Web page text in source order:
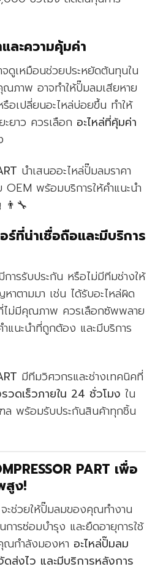
ละความคุ้มค่า
จดูเหมือนช่วยประหยัดต้นทุนใน
ณภาพ อาจทำให้ปั๊มลมเสียหาย
อเปลี่ยนอะไหล่บ่อยขึ้น ทำให้
ยาว ควรเลือก อะไหล่ที่คุ้มค่า
นำเสนออะไหล่ปั๊มลมราคา
พร้อมบริการให้คำแนะนำ
👨‍🔧
ที่น่าเชื่อถือและมีบริการ
การรับประกัน หรือไม่มีทีมช่างให้
าตามมา เช่น ได้รับอะไหล่ผิด
ไม่มีคุณภาพ ควรเลือกซัพพลาย
แนะนำที่ถูกต้อง และมีบริการ
มีทีมวิศวกรและช่างเทคนิคที่
วดเร็วภายใน 24 ชั่วโมง ใน
ล พร้อมรับประกันสินค้าทุกชิ้น
PART เพื่อ
สูง!
ะช่วยให้ปั๊มลมของคุณทำงาน
ารซ่อมบำรุง และยืดอายุการใช้
ณกำลังมองหา อะไหล่ปั๊มลม
ส่งไว และมีบริการหลังการ